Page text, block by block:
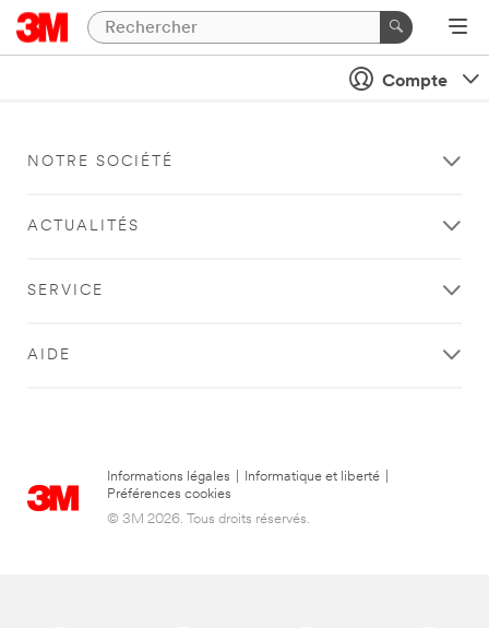
Compte
NOTRE SOCIÉTÉ
ACTUALITÉS
SERVICE
AIDE
Informations légales Informatique et liberté
Préférences cookies
© 3M 2026. Tous droits réservés.